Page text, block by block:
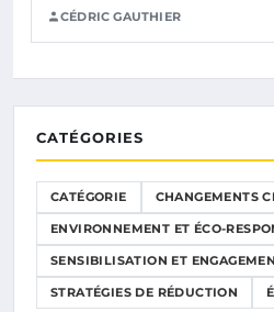
CÉDRIC GAUTHIER
CATÉGORIES
CATÉGORIE CHANGEMENTS
ENVIRONNEMENT ET ÉCO-
SENSIBILISATION ET
STRATÉGIES DE RÉDUCTION